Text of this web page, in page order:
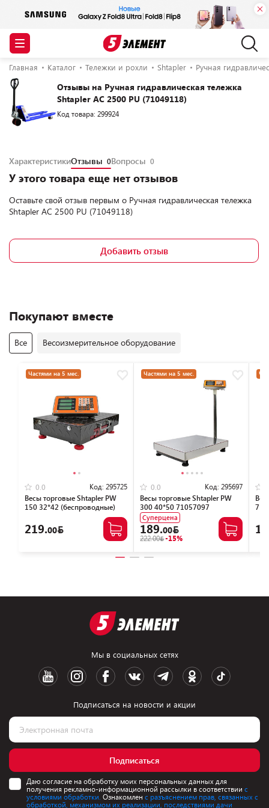
Главная Каталог Тележки и рохли Shtapler Ручная
Отзывы на Ручная гидравлическая тележка
Shtapler AC 2500 PU (71049118)
Код товара: 299924
ХарактеристикиОтзывы 0Вопросы 0
У этого товара еще нет отзывов
Оставьте свой отзыв первым о Ручная гидравлическая тележка
Shtapler AC 2500 PU (71049118)
Добавить отзыв
Покупают вместе
Все Весоизмерительное оборудование
Частями на 5 мес.
0.0 Код: 295725
Весы торговые Shtapler PW
150 32*42 (беспроводные)
219.00
Частями на 5 мес.
0.0 Код: 295697
Весы торговые Shtapler PW
300 40*50 71057097
Суперцена
189.00
222.00 -15%
Мы в социальных сетях
Подписаться на новости и акции
Подписаться
Даю согласие на обработку моих персональных данных для
получения рекламно-информационной рассылки в соответствии с
условиями обработки. Ознакомлен с разъяснением прав, связанных с
обработкой, механизмом их реализации, последствиями дачи